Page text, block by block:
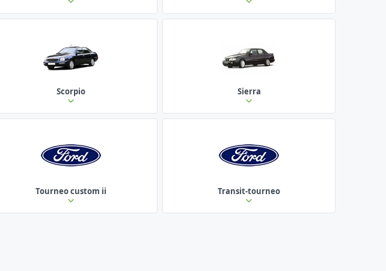
Scorpio Sierra
Tourneo custom ii Transit-tourneo